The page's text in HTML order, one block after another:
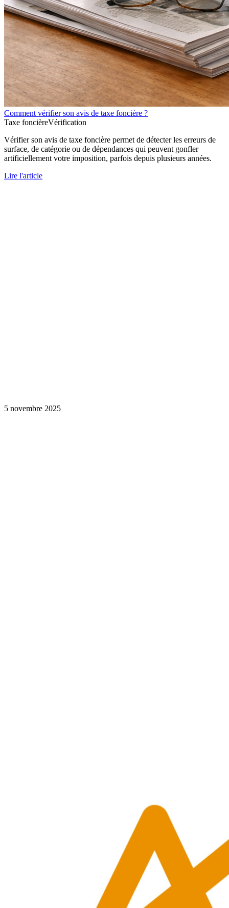
Comment vérifier son avis de taxe foncière ?
Taxe foncièreVérification
Vérifier son avis de taxe foncière permet de détecter les erreurs de
surface, de catégorie ou de dépendances qui peuvent gonfler
artificiellement votre imposition, parfois depuis plusieurs années.
Lire l'article
5 novembre 2025